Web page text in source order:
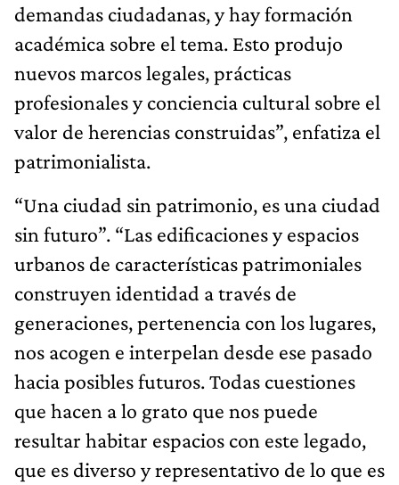
demandas ciudadanas, y hay formación
académica sobre el tema. Esto produjo
nuevos marcos legales, prácticas
profesionales y conciencia cultural sobre el
valor de herencias construidas”, enfatiza el
patrimonialista.
“Una ciudad sin patrimonio, es una ciudad
sin futuro”. “Las edificaciones y espacios
urbanos de características patrimoniales
construyen identidad a través de
generaciones, pertenencia con los lugares,
nos acogen e interpelan desde ese pasado
hacia posibles futuros. Todas cuestiones
que hacen a lo grato que nos puede
resultar habitar espacios con este legado,
que es diverso y representativo de lo que es